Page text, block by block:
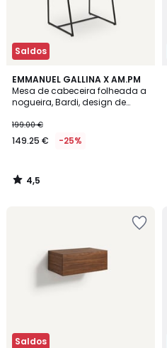
Saldos
EMMANUEL GALLINA X AM.PM
Mesa de cabeceira folheada a
nogueira, Bardi, design de
199.00 €
149.25 € -25%
4,5
/ 5
4,5
/
Saldos